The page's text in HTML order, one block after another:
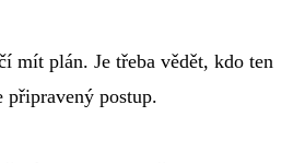
mít plán. Je třeba vědět, kdo ten
připravený postup.